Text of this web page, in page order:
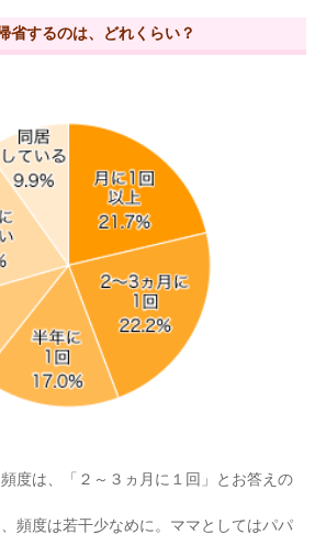
省するのは、どれくらい？
度は、「２～３ヵ月に１回」とお答えの
頻度は若干少なめに。ママとしてはパパ